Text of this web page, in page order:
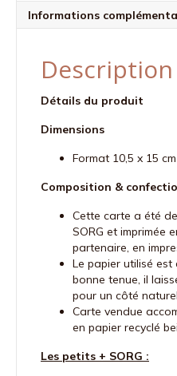
Informations
Description
Détails du produit
Dimensions
Format 10,5 x 15 cm
Composition &
Cette carte a été
SORG et imprimée
partenaire, en
Le papier utilisé
bonne tenue, il
pour un côté
Carte vendue
en papier recyclé
Les petits + SORG :